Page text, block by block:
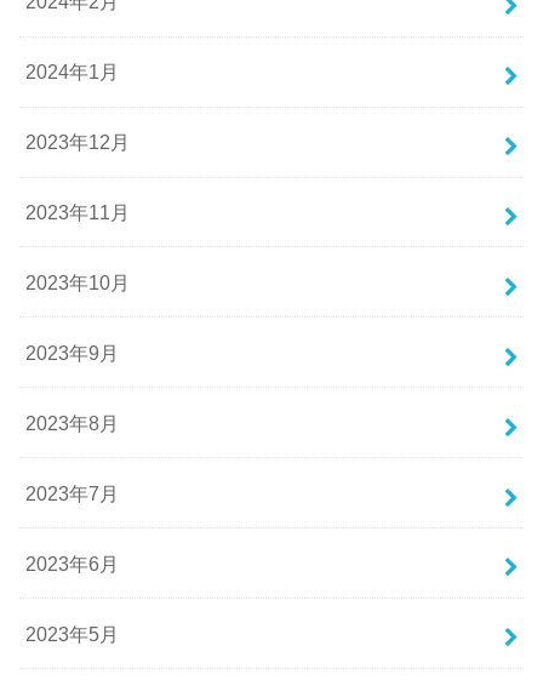
2024年1月
2023年12月
2023年11月
2023年10月
2023年9月
2023年8月
2023年7月
2023年6月
2023年5月